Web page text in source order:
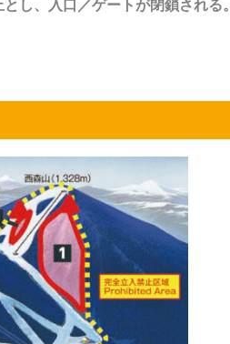
し、入口／ゲートが閉鎖される。